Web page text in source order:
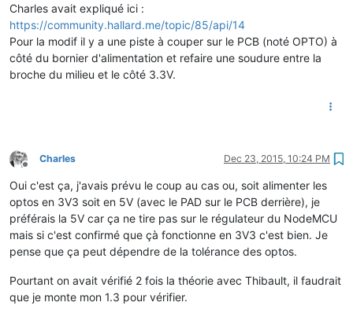
Charles avait expliqué ici :
https://community.hallard.me/topic/85/api/14
Pour la modif il y a une piste à couper sur le PCB (noté OPTO) à
côté du bornier d'alimentation et refaire une soudure entre la
broche du milieu et le côté 3.3V.
Offline
Charles Dec 23, 2015, 10:24 PM
Oui c'est ça, j'avais prévu le coup au cas ou, soit alimenter les
optos en 3V3 soit en 5V (avec le PAD sur le PCB derrière), je
préférais la 5V car ça ne tire pas sur le régulateur du NodeMCU
mais si c'est confirmé que çà fonctionne en 3V3 c'est bien. Je
pense que ça peut dépendre de la tolérance des optos.
Pourtant on avait vérifié 2 fois la théorie avec Thibault, il faudrait
que je monte mon 1.3 pour vérifier.